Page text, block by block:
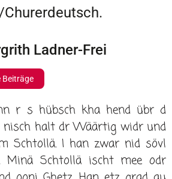
Ladner-Frei
Beiträge
r s hübsch kha hend übr d
nisch halt dr Wäärtig widr und
Schtollä. I han zwar nid sövl
Minä Schtollä ischt mee odr